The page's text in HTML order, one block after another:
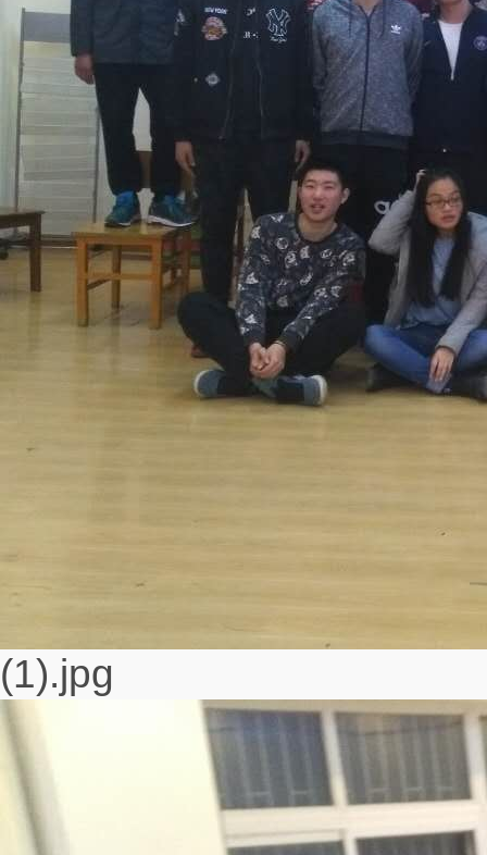
(1).jpg